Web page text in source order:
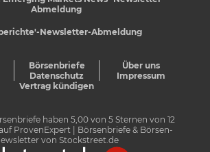
Abmeldung
Newsletter-Abmeldung
Börsenbriefe
Über uns
Datenschutz
Impressum
Vertrag kündigen
haben 5,00von 5Sternen von 12
ProvenExpert
| Börsenbriefe & Börsen-
von Stockstreet.de